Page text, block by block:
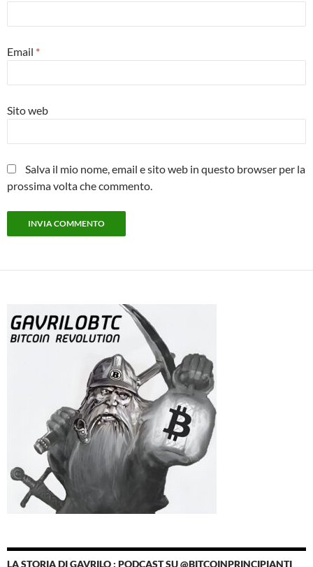
Email *
Sito web
Salva il mio nome, email e sito web in questo browser per la
prossima volta che commento.
LA STORIA DI GAVRILO : PODCAST SU @BITCOINPRINCIPIANTI